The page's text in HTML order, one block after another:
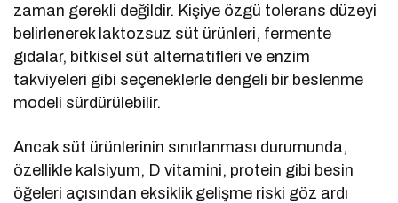
zaman gerekli değildir. Kişiye özgü tolerans düzeyi
belirlenerek laktozsuz süt ürünleri, fermente
gıdalar, bitkisel süt alternatifleri ve enzim
takviyeleri gibi seçeneklerle dengeli bir beslenme
modeli sürdürülebilir.
Ancak süt ürünlerinin sınırlanması durumunda,
özellikle kalsiyum, D vitamini, protein gibi besin
öğeleri açısından eksiklik gelişme riski göz ardı